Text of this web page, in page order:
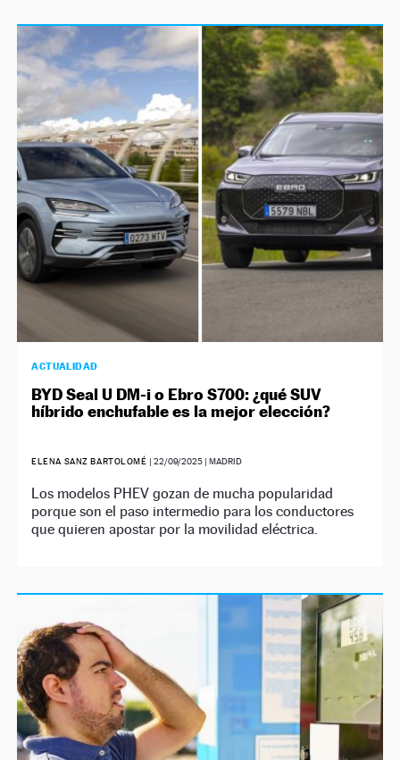
ACTUALIDAD
BYD Seal U DM-i o Ebro S700: ¿qué SUV
híbrido enchufable es la mejor elección?
ELENA SANZ BARTOLOMÉ | 22/09/2025| MADRID
Los modelos PHEV gozan de mucha popularidad
porque son el paso intermedio para los conductores
que quieren apostar por la movilidad eléctrica.